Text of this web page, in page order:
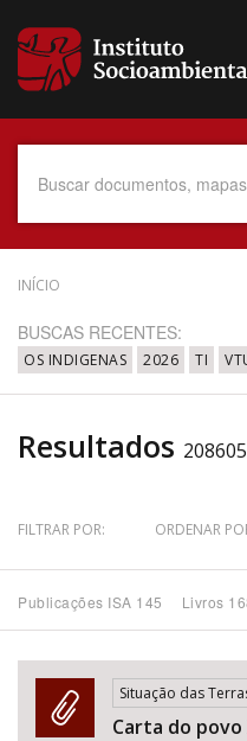
para
conteúdo
Data do Documento
Até
Povo Indígena
Subtema
INÍCIO
BUSCAS RECENTES:
OS INDIGENAS 2026 TI
Resultados
FILTRAR POR: ORDENAR
Publicações ISA 145 Livros
Situação das
Carta do